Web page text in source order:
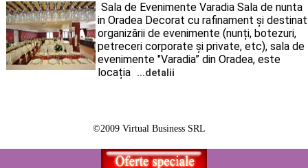
Sala de Evenimente Varadia Sala de nunta
in Oradea Decorat cu rafinament și destinat
organizării de evenimente (nunți, botezuri,
petreceri corporate și private, etc), sala de
evenimente "Varadia” din Oradea, este
locația
...detalii
©2009 Virtual Business SRL